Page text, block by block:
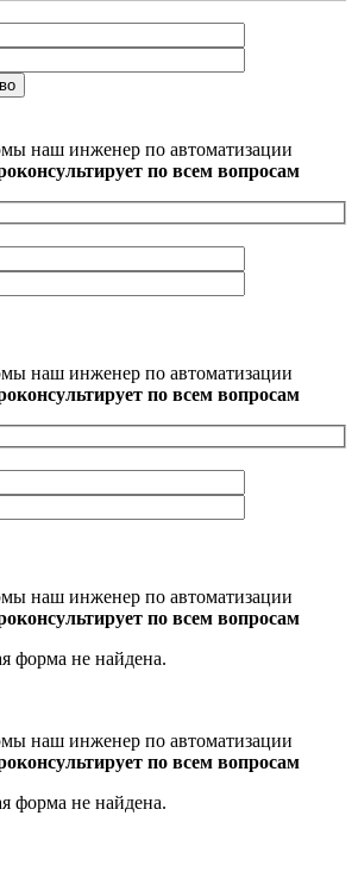
наш инженер по автоматизации
по всем вопросам
наш инженер по автоматизации
по всем вопросам
наш инженер по автоматизации
по всем вопросам
форма не найдена.
наш инженер по автоматизации
по всем вопросам
форма не найдена.